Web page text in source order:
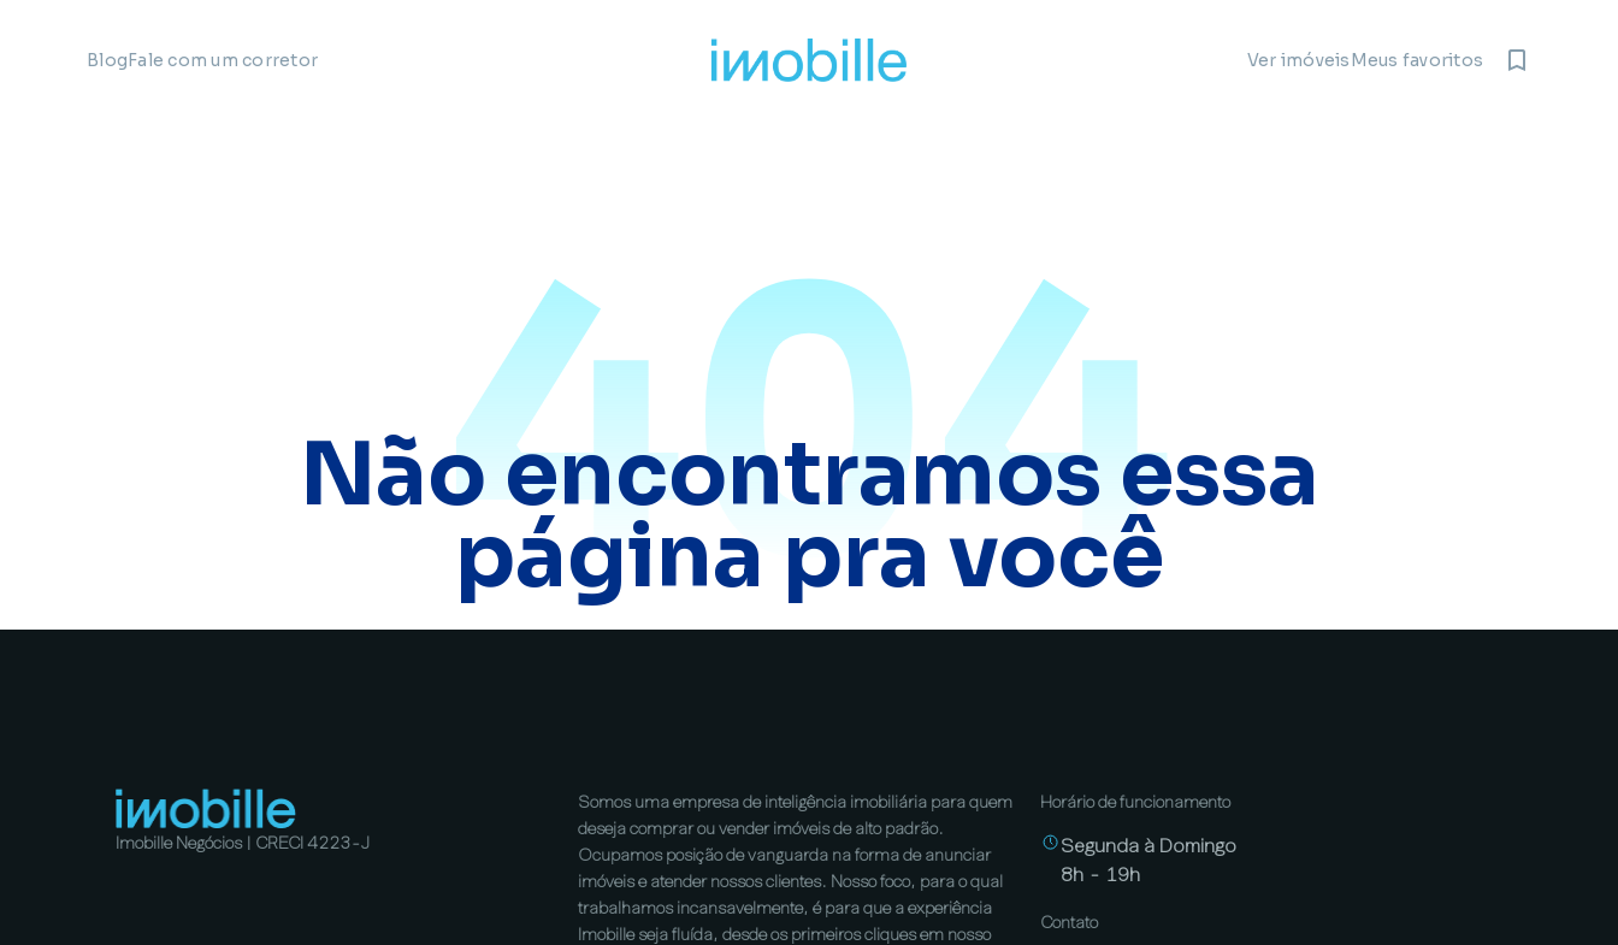
BlogFale com um corretor Ver imóveisMeus favoritos
404
Não encontramos essa
página pra você
Imobille Negócios | CRECI 4223-J
Somos uma empresa de inteligência imobiliária para quem
deseja comprar ou vender imóveis de alto padrão.
Ocupamos posição de vanguarda na forma de anunciar
imóveis e atender nossos clientes. Nosso foco, para o qual
trabalhamos incansavelmente, é para que a experiência
Imobille seja fluída, desde os primeiros cliques em nosso
Horário de funcionamento
Segunda à Domingo
8h - 19h
Contato